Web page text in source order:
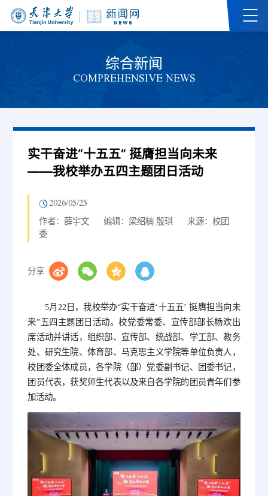
综合新闻
COMPREHENSIVE NEWS
实干奋进“十五五” 挺膺担当向未来
——我校举办五四主题团日活动
2026/05/25
作者：薛宇文 编辑：梁绍楠 殷琪
来源：校团
委
分享
5月22日，我校举办“实干奋进‘十五五’ 挺膺担当向未
来”五四主题团日活动。校党委常委、宣传部部长杨欢出
席活动并讲话，组织部、宣传部、统战部、学工部、教务
处、研究生院、体育部、马克思主义学院等单位负责人，
校团委全体成员，各学院（部）党委副书记、团委书记，
团员代表，获奖师生代表以及来自各学院的团员青年们参
加活动。